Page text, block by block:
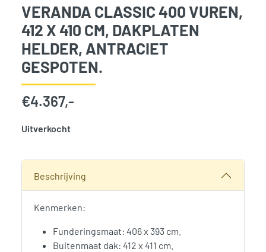
VERANDA CLASSIC 400 VUREN,
412 X 410 CM, DAKPLATEN
HELDER, ANTRACIET
GESPOTEN.
€4.367,-
Uitverkocht
Beschrijving
Kenmerken:
Funderingsmaat: 406 x 393 cm.
Buitenmaat dak: 412 x 411 cm.